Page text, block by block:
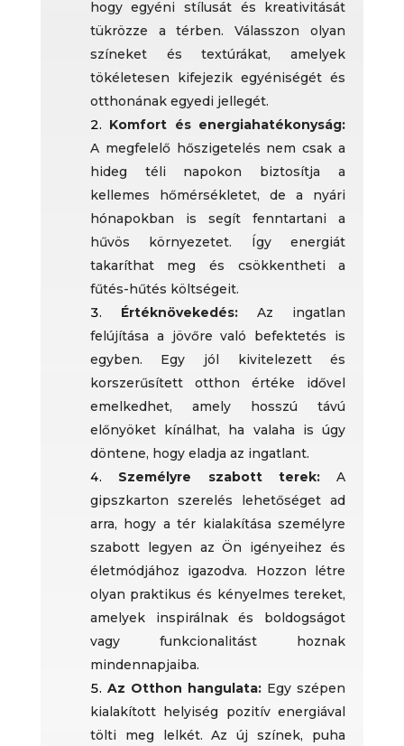
hogy egyéni stílusát és kreativitását
tükrözze a térben. Válasszon olyan
színeket és textúrákat, amelyek
tökéletesen kifejezik egyéniségét és
otthonának egyedi jellegét.
Komfort és energiahatékonyság:
A megfelelő hőszigetelés nem csak a
hideg téli napokon biztosítja a
kellemes hőmérsékletet, de a nyári
hónapokban is segít fenntartani a
hűvös környezetet. Így energiát
takaríthat meg és csökkentheti a
fűtés-hűtés költségeit.
Értéknövekedés:Az ingatlan
felújítása a jövőre való befektetés is
egyben. Egy jól kivitelezett és
korszerűsített otthon értéke idővel
emelkedhet, amely hosszú távú
előnyöket kínálhat, ha valaha is úgy
döntene, hogy eladja az ingatlant.
Személyre szabott terek:A
gipszkarton szerelés lehetőséget ad
arra, hogy a tér kialakítása személyre
szabott legyen az Ön igényeihez és
életmódjához igazodva. Hozzon létre
olyan praktikus és kényelmes tereket,
amelyek inspirálnak és boldogságot
vagy funkcionalitást hoznak
mindennapjaiba.
Az Otthon hangulata: Egy szépen
kialakított helyiség pozitív energiával
tölti meg lelkét. Az új színek, puha